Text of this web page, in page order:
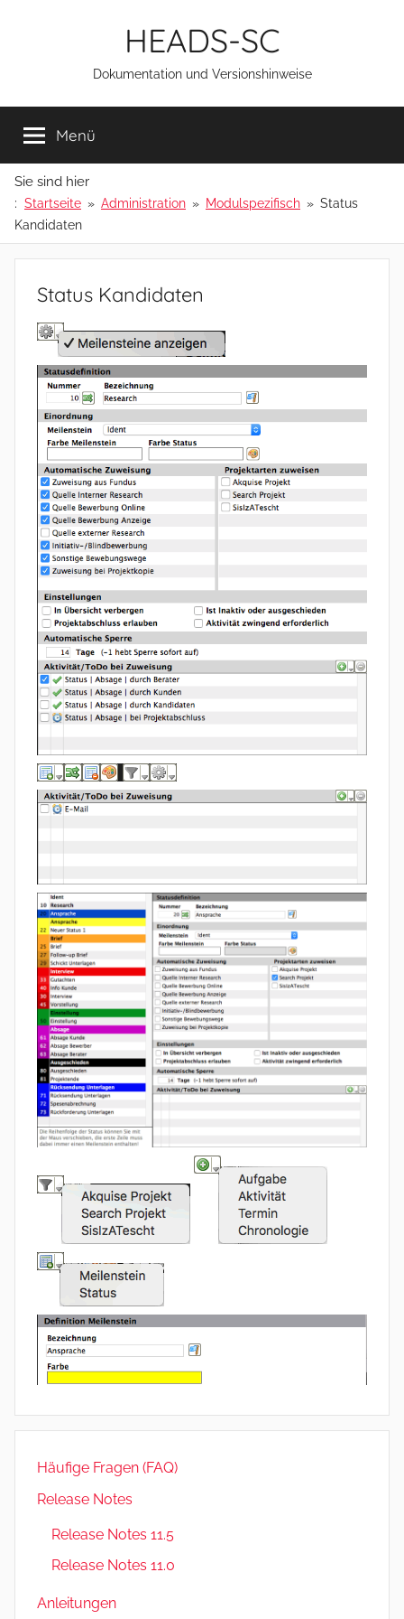
HEADS-SC
Dokumentation und Versionshinweise
Menü
Sie sind hier
: Startseite Administration Modulspezifisch
Status
Kandidaten
Status Kandidaten
Häufige Fragen (FAQ)
Release Notes
Release Notes 11.5
Release Notes 11.0
Anleitungen